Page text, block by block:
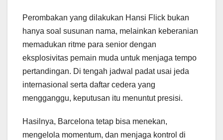
Perombakan yang dilakukan Hansi Flick bukan
hanya soal susunan nama, melainkan keberanian
memadukan ritme para senior dengan
eksplosivitas pemain muda untuk menjaga tempo
pertandingan. Di tengah jadwal padat usai jeda
internasional serta daftar cedera yang
mengganggu, keputusan itu menuntut presisi.
Hasilnya, Barcelona tetap bisa menekan,
mengelola momentum, dan menjaga kontrol di